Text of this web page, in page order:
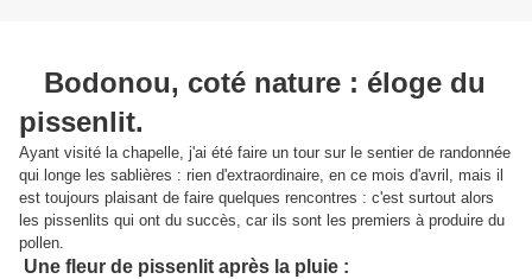
Bodonou, coté nature : éloge du
pissenlit.
Ayant visité la chapelle, j'ai été faire un tour sur le sentier de randonnée
qui longe les sablières : rien d'extraordinaire, en ce mois d'avril, mais il
est toujours plaisant de faire quelques rencontres : c'est surtout alors
les pissenlits qui ont du succès, car ils sont les premiers à produire du
pollen.
Une fleur de pissenlit après la pluie :